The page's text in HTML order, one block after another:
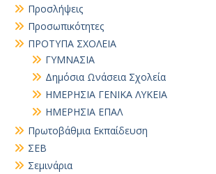
Προσλήψεις
Προσωπικότητες
ΠΡΟΤΥΠΑ ΣΧΟΛΕΙΑ
ΓΥΜΝΑΣΙΑ
Δημόσια Ωνάσεια Σχολεία
ΗΜΕΡΗΣΙΑ ΓΕΝΙΚΑ ΛΥΚΕΙΑ
ΗΜΕΡΗΣΙΑ ΕΠΑΛ
Πρωτοβάθμια Εκπαίδευση
ΣΕΒ
Σεμινάρια